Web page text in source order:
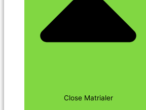
Close Matrialer